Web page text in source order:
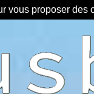
vous proposer des